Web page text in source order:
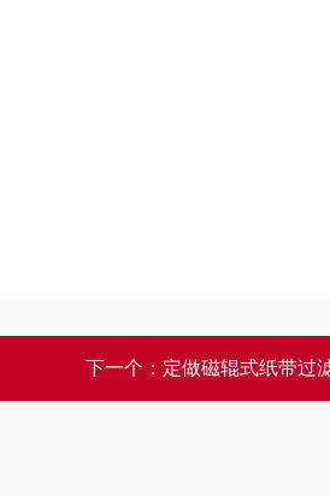
下一个： 定做磁辊式纸带过